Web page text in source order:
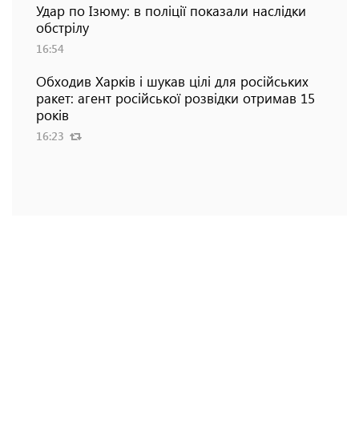
Удар по Ізюму: в поліції показали наслідки
обстрілу
16:54
Обходив Харків і шукав цілі для російських
ракет: агент російської розвідки отримав 15
років
16:23